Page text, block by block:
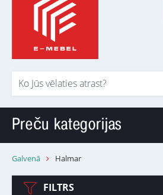
Preču kategorijas
Galvenā Halmar
FILTRS